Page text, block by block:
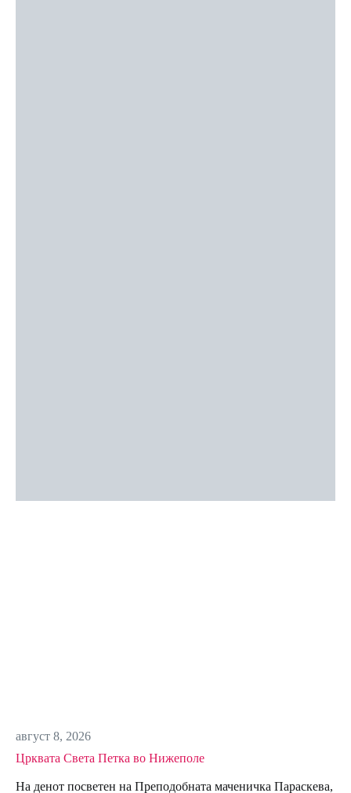
август 8, 2026
Црквата Света Петка во Нижеполе
На денот посветен на Преподобната маченичка Параскева,